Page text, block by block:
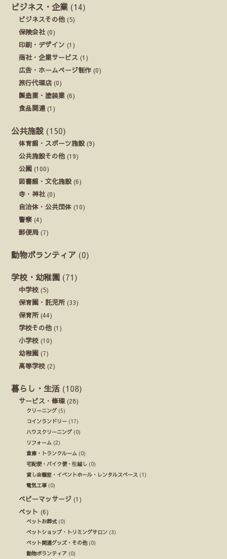
ビジネス・企業 (14)
ビジネスその他 (5)
保険会社(0)
印刷・デザイン (1)
商社・企業サービス (1)
広告・ホームページ制作 (0)
旅行代理店 (0)
製造業・塗装業 (6)
食品関連 (1)
公共施設 (150)
体育館・スポーツ施設(9)
公共施設その他 (19)
公園 (100)
図書館・文化施設(6)
寺・神社(0)
自治体・公共団体 (10)
警察 (4)
郵便局 (7)
動物ボランティア (0)
学校・幼稚園 (71)
中学校 (5)
保育園・託児所(33)
保育所(44)
学校その他 (1)
小学校 (10)
幼稚園 (7)
高等学校 (2)
暮らし・生活 (108)
サービス・修理 (28)
クリーニング(5)
コインランドリー (17)
ハウスクリーニング(0)
リフォーム (2)
倉庫・トランクルーム (0)
宅配便・バイク便・引越し (0)
貸し会議室・イベントホール・レンタルスペース (1)
電気工事(0)
ベビーマッサージ (1)
ペット (6)
ペットお葬式(0)
ペットショップ・トリミングサロン (3)
ペット関連グッズ・その他(0)
動物ボランティア (0)